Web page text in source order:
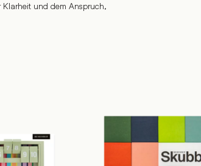
Klarheit und dem Anspruch,